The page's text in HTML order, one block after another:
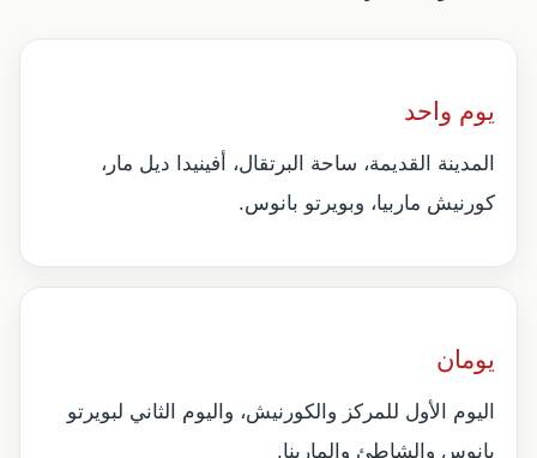
يوم واحد
المدينة القديمة، ساحة البرتقال، أفينيدا ديل مار،
كورنيش ماربيا، وبويرتو بانوس.
يومان
اليوم الأول للمركز والكورنيش، واليوم الثاني لبويرتو
بانوس والشاطئ والمارينا.